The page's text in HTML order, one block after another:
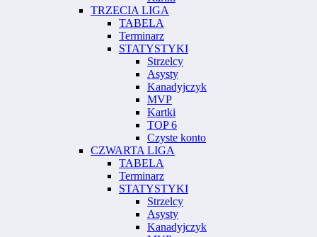
TRZECIA LIGA
TABELA
Terminarz
STATYSTYKI
Strzelcy
Asysty
Kanadyjczyk
MVP
Kartki
TOP 6
Czyste konto
CZWARTA LIGA
TABELA
Terminarz
STATYSTYKI
Strzelcy
Asysty
Kanadyjczyk